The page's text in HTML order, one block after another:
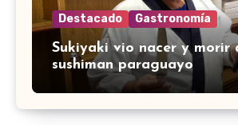
Destacado Gastronomía
Sukiyaki vio nacer y morir
sushiman paraguayo